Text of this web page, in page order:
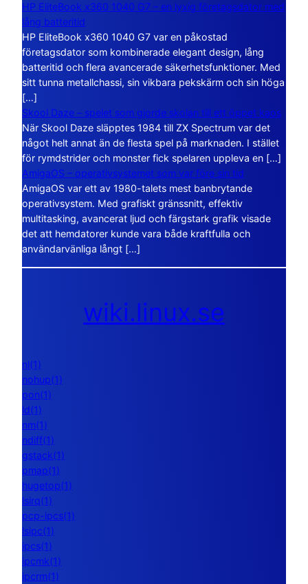
HP EliteBook x360 1040 G7 – en lyxig företagsdator med
lång batteritid
HP EliteBook x360 1040 G7 var en påkostad
företagsdator som kombinerade elegant design, lång
batteritid och flera avancerade säkerhetsfunktioner. Med
sitt tunna metallchassi, sin vikbara pekskärm och sin höga
[…]
Skool Daze – spelet som gjorde skolan till ett öppet kaos
När Skool Daze släpptes 1984 till ZX Spectrum var det
något helt annat än de flesta spel på marknaden. I stället
för rymdstrider och monster fick spelaren uppleva en […]
AmigaOS – operativsystemet som var före sin tid
AmigaOS var ett av 1980-talets mest banbrytande
operativsystem. Med grafiskt gränssnitt, effektiv
multitasking, avancerat ljud och färgstark grafik visade
det att hemdatorer kunde vara både kraftfulla och
användarvänliga långt […]
wiki.linux.se
nl(1)
nohup(1)
pon(1)
ld(1)
nm(1)
ndiff(1)
gstack(1)
pmap(1)
hugetop(1)
lsirq(1)
pcp-ipcs(1)
lsipc(1)
ipcs(1)
ipcmk(1)
ipcrm(1)